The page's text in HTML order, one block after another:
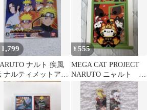
1,799
ナルト 疾風
ナルティメットアク
ル2 PS2 新品 非売品
¥555
MEGA CAT PROJECT
NARUTO ニャルト 配
布物 非売品